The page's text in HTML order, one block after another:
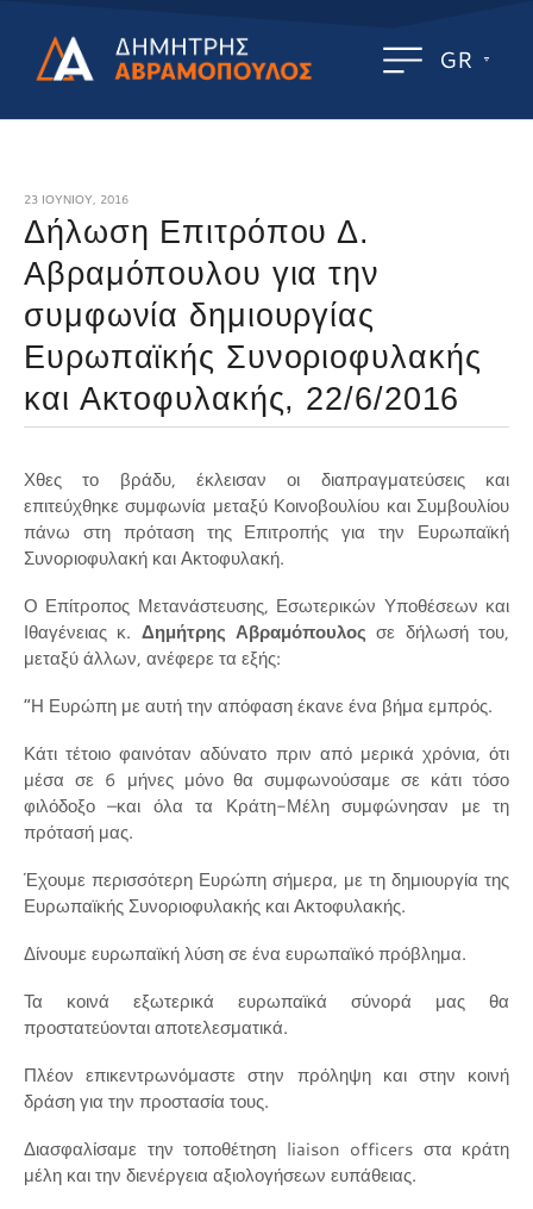
GR
23 ΙΟΥΝΊΟΥ, 2016
Δήλωση Επιτρόπου Δ.
Αβραμόπουλου για την
συμφωνία δημιουργίας
Ευρωπαϊκής Συνοριοφυλακής
και Ακτοφυλακής, 22/6/2016
Χθες το βράδυ, έκλεισαν οι διαπραγματεύσεις και
επιτεύχθηκε συμφωνία μεταξύ Κοινοβουλίου και Συμβουλίου
πάνω στη πρόταση της Επιτροπής για την Ευρωπαϊκή
Συνοριοφυλακή και Ακτοφυλακή.
Ο Επίτροπος Μετανάστευσης, Εσωτερικών Υποθέσεων και
Ιθαγένειας κ. Δημήτρης Αβραμόπουλος σε δήλωσή του,
μεταξύ άλλων, ανέφερε τα εξής:
“Η Ευρώπη με αυτή την απόφαση έκανε ένα βήμα εμπρός.
Κάτι τέτοιο φαινόταν αδύνατο πριν από μερικά χρόνια, ότι
μέσα σε 6 μήνες μόνο θα συμφωνούσαμε σε κάτι τόσο
φιλόδοξο –και όλα τα Κράτη-Μέλη συμφώνησαν με τη
πρότασή μας.
Έχουμε περισσότερη Ευρώπη σήμερα, με τη δημιουργία της
Ευρωπαϊκής Συνοριοφυλακής και Ακτοφυλακής.
Δίνουμε ευρωπαϊκή λύση σε ένα ευρωπαϊκό πρόβλημα.
Τα κοινά εξωτερικά ευρωπαϊκά σύνορά μας θα
προστατεύονται αποτελεσματικά.
Πλέον επικεντρωνόμαστε στην πρόληψη και στην κοινή
δράση για την προστασία τους.
Διασφαλίσαμε την τοποθέτηση liaison officers στα κράτη
μέλη και την διενέργεια αξιολογήσεων ευπάθειας.